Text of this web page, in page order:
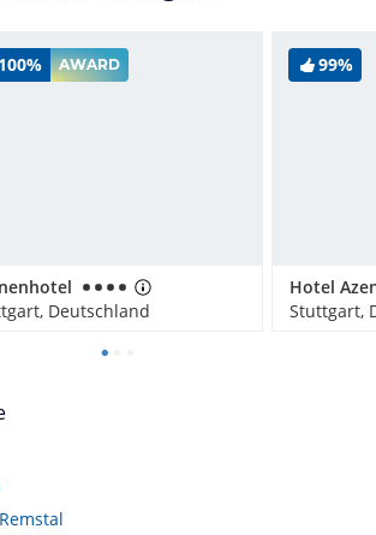
100% AWARD
Deutschland
99%
Hotel
Stuttgart,